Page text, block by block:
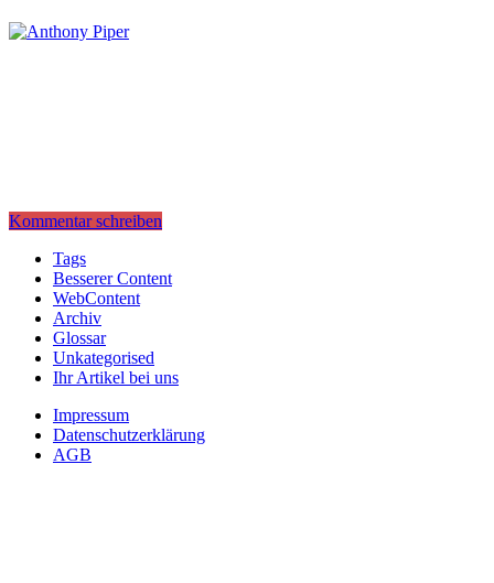
Kommentar schreiben
Tags
Besserer Content
WebContent
Archiv
Glossar
Unkategorised
Ihr Artikel bei uns
Impressum
Datenschutzerklärung
AGB